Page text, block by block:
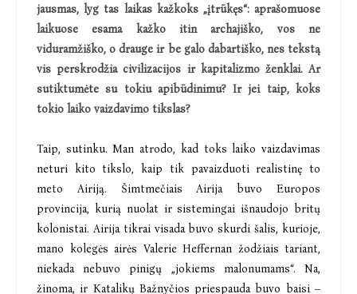
jausmas, lyg tas laikas kažkoks „įtrūkęs“: aprašomuose
laikuose esama kažko itin archajiško, vos ne
viduramžiško, o drauge ir be galo dabartiško, nes tekstą
vis perskrodžia civilizacijos ir kapitalizmo ženklai. Ar
sutiktumėte su tokiu apibūdinimu? Ir jei taip, koks
tokio laiko vaizdavimo tikslas?
Taip, sutinku. Man atrodo, kad toks laiko vaizdavimas
neturi kito tikslo, kaip tik pavaizduoti realistinę to
meto Airiją. Šimtmečiais Airija buvo Europos
provincija, kurią nuolat ir sistemingai išnaudojo britų
kolonistai. Airija tikrai visada buvo skurdi šalis, kurioje,
mano kolegės airės Valerie Heffernan žodžiais tariant,
niekada nebuvo pinigų „jokiems malonumams“. Na,
žinoma, ir Katalikų Bažnyčios priespauda buvo baisi –